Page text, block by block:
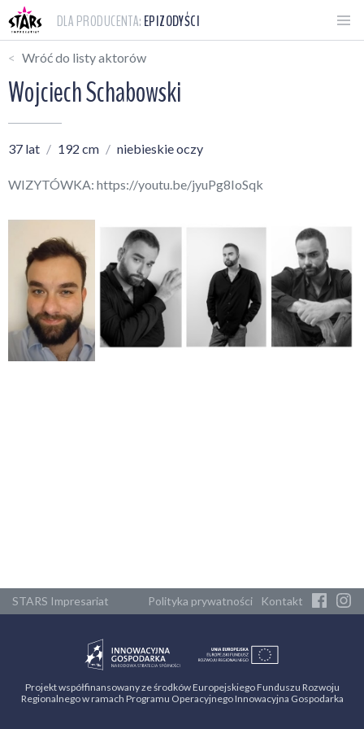
DLA PRODUCENTA: EPIZODYŚCI
Wróć do listy aktorów
Wojciech Schabowski
37 lat 192 cm niebieskie oczy
WIZYTÓWKA: https://youtu.be/jyuPg8IoSqk
STARS Impresariat Polityka prywatności Kontakt
Projekt współfinansowany ze środków Europejskiego Funduszu Rozwoju
Regionalnego w ramach Programu Operacyjnego Innowacyjna Gospodarka